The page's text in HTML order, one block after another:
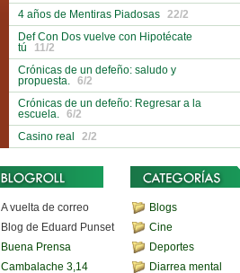
4 años de Mentiras Piadosas
22/2
Def Con Dos vuelve con Hipotécate
tú
11/2
Crónicas de un defeño: saludo y
propuesta.
6/2
Crónicas de un defeño: Regresar a la
escuela.
6/2
Casino real
2/2
A vuelta de correo
Blog de Eduard Punset
Buena Prensa
Cambalache 3,14
Blogs
Cine
Deportes
Diarrea mental